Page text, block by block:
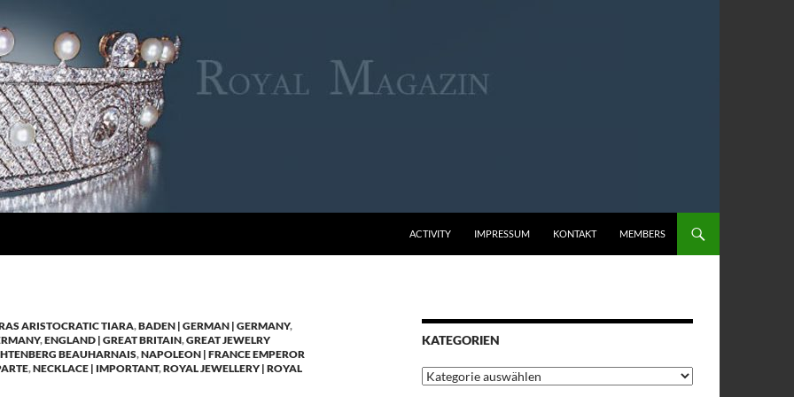
ACTIVITY IMPRESSUM KONTAKT MEMBERS
ARISTOCRATIC TIARA,BADEN | GERMAN | GERMANY,
,ENGLAND | GREAT BRITAIN,GREAT JEWELRY
BEAUHARNAIS,NAPOLEON | FRANCE EMPEROR
,NECKLACE | IMPORTANT,ROYAL JEWELLERY | ROYAL
KATEGORIEN
Kategorien